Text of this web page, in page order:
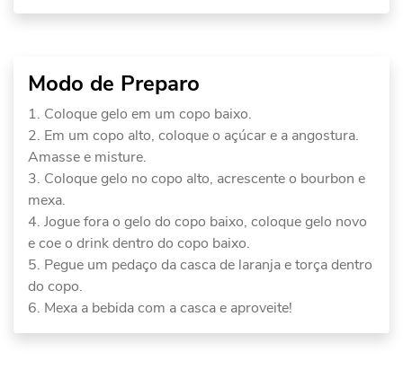
Modo de Preparo
Coloque gelo em um copo baixo.
Em um copo alto, coloque o açúcar e a angostura.
Amasse e misture.
Coloque gelo no copo alto, acrescente o bourbon e
mexa.
Jogue fora o gelo do copo baixo, coloque gelo novo
e coe o drink dentro do copo baixo.
Pegue um pedaço da casca de laranja e torça dentro
do copo.
Mexa a bebida com a casca e aproveite!